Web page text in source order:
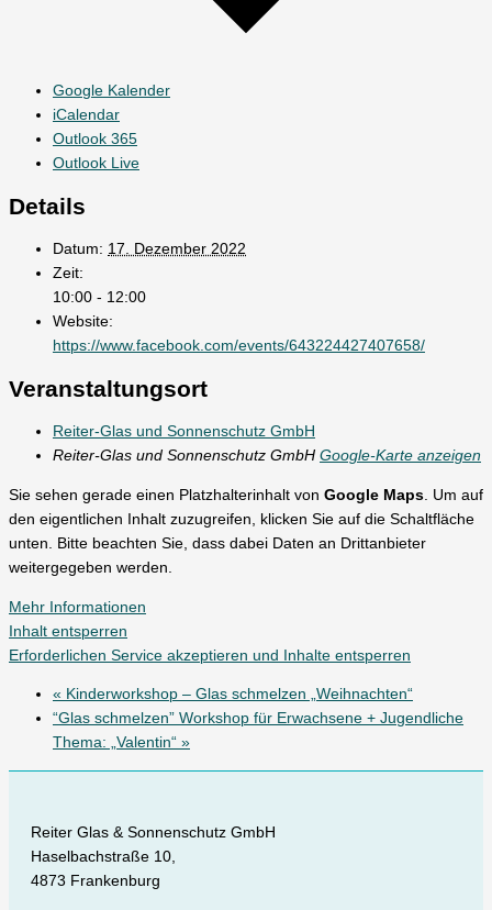
Google Kalender
iCalendar
Outlook 365
Outlook Live
Details
Datum: 17. Dezember 2022
Zeit:
10:00 - 12:00
Website:
https://www.facebook.com/events/643224427407658/
Veranstaltungsort
Reiter-Glas und Sonnenschutz GmbH
Reiter-Glas und Sonnenschutz GmbH Google-Karte anzeigen
Sie sehen gerade einen Platzhalterinhalt von Google Maps . Um auf
den eigentlichen Inhalt zuzugreifen, klicken Sie auf die Schaltfläche
unten. Bitte beachten Sie, dass dabei Daten an Drittanbieter
weitergegeben werden.
Mehr Informationen
Inhalt entsperren
Erforderlichen Service akzeptieren und Inhalte entsperren
« Kinderworkshop – Glas schmelzen „Weihnachten“
“Glas schmelzen” Workshop für Erwachsene + Jugendliche
Thema: „Valentin“ »
Reiter Glas & Sonnenschutz GmbH
Haselbachstraße 10,
4873 Frankenburg